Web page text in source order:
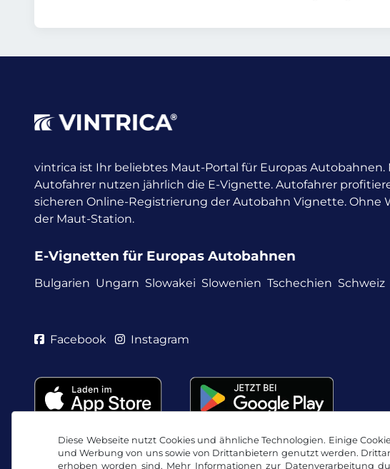
Diese Webseite nutzt Cookies und ähnliche Technologien. Einige
und Werbung von uns sowie von Drittanbietern genutzt werden.
erhoben worden sind. Mehr Informationen zur Datenverarbeitung
vintrica ist Ihr beliebtes Maut-Portal für Europas Autobahnen.
Autofahrer nutzen jährlich die E-Vignette. Autofahrer
sicheren Online-Registrierung der Autobahn Vignette. Ohne
der Maut-Station.
E-Vignetten für Europas Autobahnen
Bulgarien Ungarn Slowakei Slowenien Tschechien Schweiz
Facebook Instagram